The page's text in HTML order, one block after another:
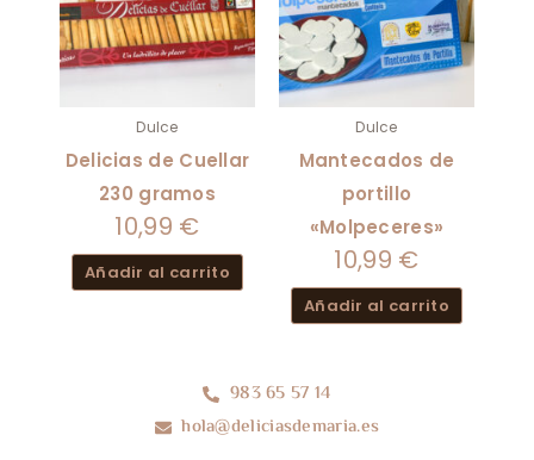
Dulce
Delicias de Cuellar
230 gramos
10,99 €
Añadir al carrito
Dulce
Mantecados de
portillo
«Molpeceres»
10,99 €
Añadir al carrito
983 65 57 14
hola@deliciasdemaria.es